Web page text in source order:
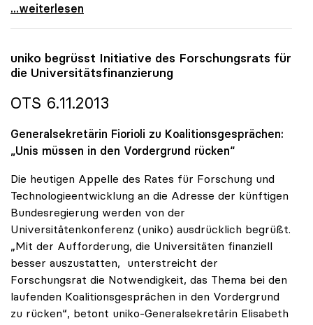
Ministerratsbeschluss zu Lehrerdienstrecht lässt
...weiterlesen
uniko begrüsst Initiative des Forschungsrats für
die Universitätsfinanzierung
OTS 6.11.2013
Generalsekretärin Fiorioli zu Koalitionsgesprächen:
„Unis müssen in den Vordergrund rücken“
Die heutigen Appelle des Rates für Forschung und
Technologieentwicklung an die Adresse der künftigen
Bundesregierung werden von der
Universitätenkonferenz (uniko) ausdrücklich begrüßt.
„Mit der Aufforderung, die Universitäten finanziell
besser auszustatten, unterstreicht der
Forschungsrat die Notwendigkeit, das Thema bei den
laufenden Koalitionsgesprächen in den Vordergrund
zu rücken“, betont uniko-Generalsekretärin Elisabeth